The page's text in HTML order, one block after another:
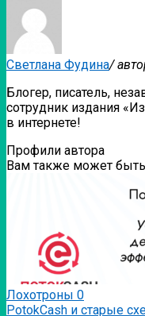
Светлана Фудина/
Блогер, писатель,
сотрудник издания
в интернете!
Профили автора
Вам также может
Лохотроны 0
PotokCash и старые